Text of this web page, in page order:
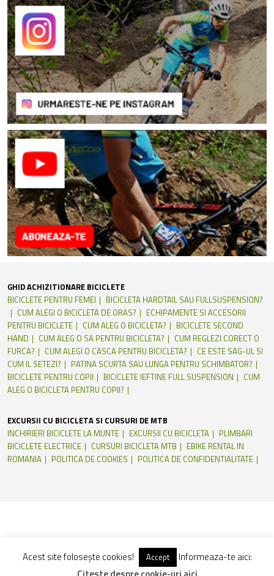
GHID ACHIZITIONARE BICICLETE
BICICLETE PENTRU FEMEI
BICICLETA HARDTAIL SAU FULLSUSPENSION?
CUM ALEGI O BICICLETA DE ORAS?
ECHIPAMENTE SI ACCESORII
PENTRU BICICLETE
CUM ALEG O BICICLETA?
BICICLETE SECOND
HAND
CUM ALEG O SA PENTRU BICICLETA?
CUM REGLEZI CORECT O
FURCA?
CUM ALEGI O CASCA PENTRU BICICLETA?
CE ESTE SAG-UL SI
CUM IL SETEZI?
PATINA SCURTA SAU LUNGA PENTRU SCHIMBATOR?
BICICLETE PENTRU COPII
BICICLETE IEFTINE FULL SUSPENSION
CUM
ALEG O BICICLETA PENTRU COPII?
EXCURSII CU BICICLETA SI CURSURI DE MTB
INCHIRIERI BICICLETE LA MUNTE
EXCURSII CU BICICLETA
PLIMBARI
BICICLETE ELECTRICE
CURSURI BICICLETA MTB
EBIKE RENTAL IN
ROMANIA
POLITICA DE COOKIES POLITICA DE CONFIDENTIALITATE
Acest site folosește cookies! Accept
Informeaza-te aici: